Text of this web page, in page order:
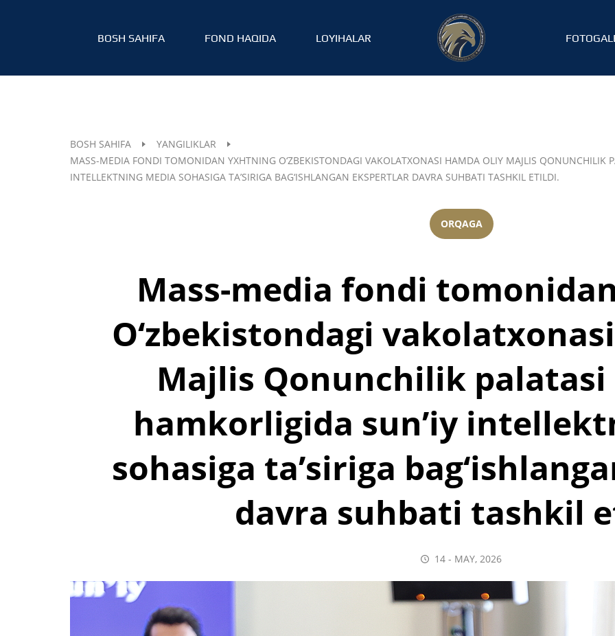
BOSH SAHIFA FOND HAQIDA LOYIHALAR
BOSH SAHIFA
YANGILIKLAR
MASS-MEDIA FONDI TOMONIDAN YXHTNING O‘ZBEKISTONDAGI VAKOLATXONASI HAMDA OLIY MAJLIS QONUNCHILIK
INTELLEKTNING MEDIA SOHASIGA TA’SIRIGA BAG‘ISHLANGAN EKSPERTLAR DAVRA SUHBATI TASHKIL ETILDI.
ORQAGA
Mass-media fondi
O‘zbekistondagi
Majlis Qonunchilik palatasi
hamkorligida sun’iy
sohasiga ta’siriga
davra suhbati tashkil
14 - MAY, 2026